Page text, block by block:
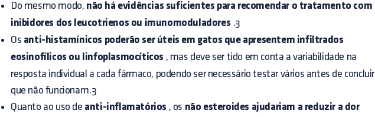
Do mesmo modo, não há evidências suficientes para recomendar o tratamento com
inibidores dos leucotrienos ou imunomoduladores .3
Os anti-histamínicos poderão ser úteis em gatos que apresentem infiltrados
eosinofílicos ou linfoplasmocíticos , mas deve ser tido em conta a variabilidade na
resposta individual a cada fármaco, podendo ser necessário testar vários antes de concluir
que não funcionam.3
Quanto ao uso de anti-inflamatórios , os não esteroides ajudariam a reduzir a dor